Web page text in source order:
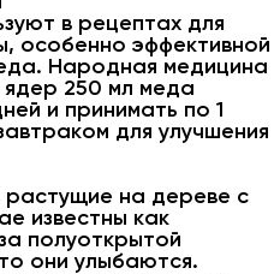
в рецептах для
особенно эффективной
Народная медицина
ядер 250 мл меда
и принимать по 1
для улучшения
на дереве с
известны как
полуоткрытой
они улыбаются.